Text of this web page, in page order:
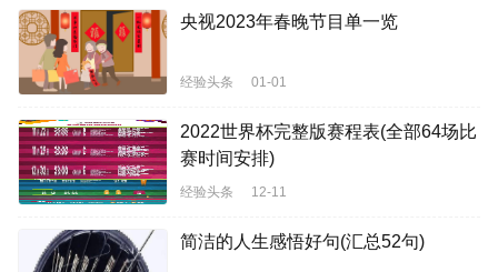
央视2023年春晚节目单一览
经验头条 01-01
2022世界杯完整版赛程表(全部64场比
赛时间安排)
经验头条 12-11
简洁的人生感悟好句(汇总52句)